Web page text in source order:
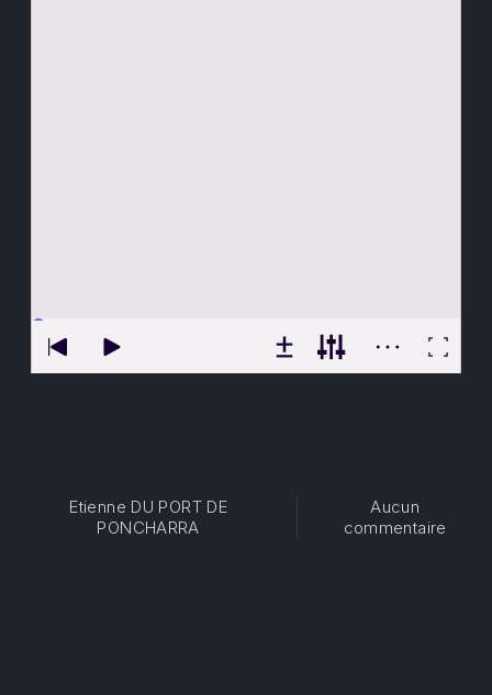
Etienne DU PORT DE
PONCHARRA
Aucun
commentaire